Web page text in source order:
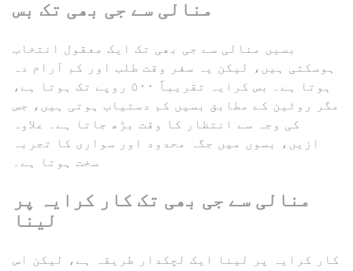
منالی سے جی بھی تک بس
بسیں منالی سے جی بھی تک ایک معقول انتخاب
ہوسکتی ہیں، لیکن یہ سفر وقت طلب اور کم آرام دہ
ہوتا ہے۔ بس کرایہ تقریباً ۵۰۰ روپے تک ہوتا ہے،
مگر روٹین کے مطابق بسیں کم دستیاب ہوتی ہیں، جس
کی وجہ سے انتظار کا وقت بڑھ جاتا ہے۔ علاوہ
ازیں، بسوں میں جگہ محدود اور سواری کا تجربہ
سخت ہوتا ہے۔
منالی سے جی بھی تک کار کرایہ پر
لینا
کار کرایہ پر لینا ایک لچکدار طریقہ ہے، لیکن اس